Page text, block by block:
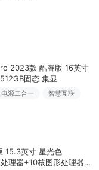
2023款 酷睿版 16英寸
固态 集显
源二合一 智慧互联
15.3英寸 星光色
理器+10核图形处理器）